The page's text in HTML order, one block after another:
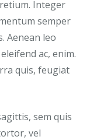
Integer
semper
Aenean leo
ac, enim.
quis, feugiat
sem quis
vel